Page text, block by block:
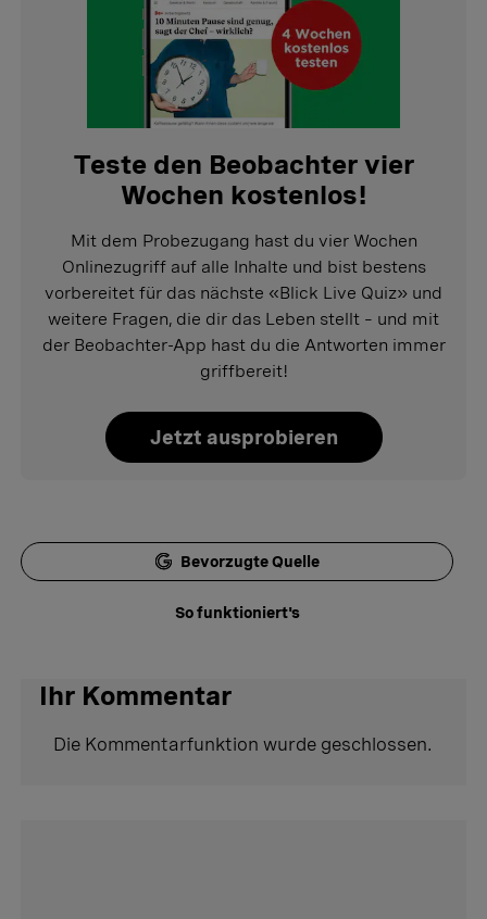
Teste den Beobachter vier
Wochen kostenlos!
Mit dem Probezugang hast du vier Wochen
Onlinezugriff auf alle Inhalte und bist bestens
vorbereitet für das nächste «Blick Live Quiz» und
weitere Fragen, die dir das Leben stellt – und mit
der Beobachter-App hast du die Antworten immer
griffbereit!
Jetzt ausprobieren
Bevorzugte Quelle
So funktioniert's
Ihr Kommentar
Die Kommentarfunktion wurde geschlossen.